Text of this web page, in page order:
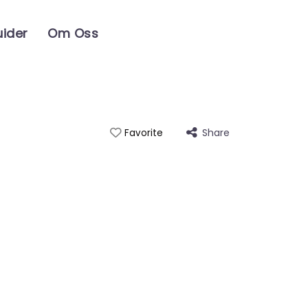
Om Oss
Favorite Share